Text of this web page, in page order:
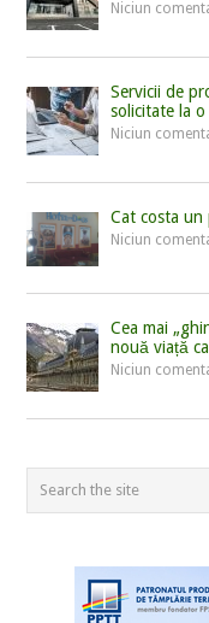
Niciun
Servicii de
solicitate la
Niciun
Cat costa un
Niciun
Cea mai
nouă viață
Niciun